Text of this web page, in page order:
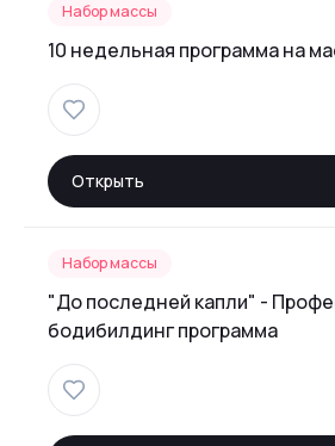
Набор массы
10 недельная программа на
Открыть
Набор массы
"До последней капли" -
бодибилдинг программа